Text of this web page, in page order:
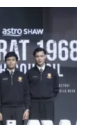
kereta. Tapi
anda kerana ia
cepat rosak.